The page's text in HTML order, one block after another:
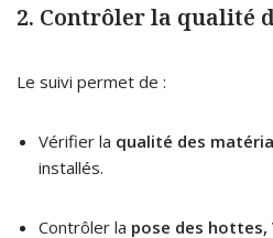
2. Contrôler la qualité
Le suivi permet de :
Vérifier la qualité des
installés.
Contrôler la pose des hottes,